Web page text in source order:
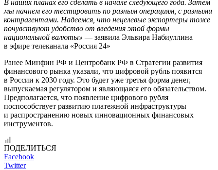
В наших планах его сделать в начале следующего года. Затем
мы начнем его тестировать по разным операциям, с разными
контрагентами. Надеемся, что нецелевые экспортеры тоже
почувствуют удобство от введения этой формы
национальной валюты» — заявила Эльвира Набиуллина
в эфире телеканала «Россия 24»
Ранее Минфин РФ и Центробанк РФ в Стратегии развития
финансового рынка указали, что цифровой рубль появится
в России к 2030 году. Это будет уже третья форма денег,
выпускаемая регулятором и являющаяся его обязательством.
Предполагается, что появление цифрового рубля
поспособствует развитию платежной инфраструктуры
и распространению новых инновационных финансовых
инструментов.
ПОДЕЛИТЬСЯ
Facebook
Twitter